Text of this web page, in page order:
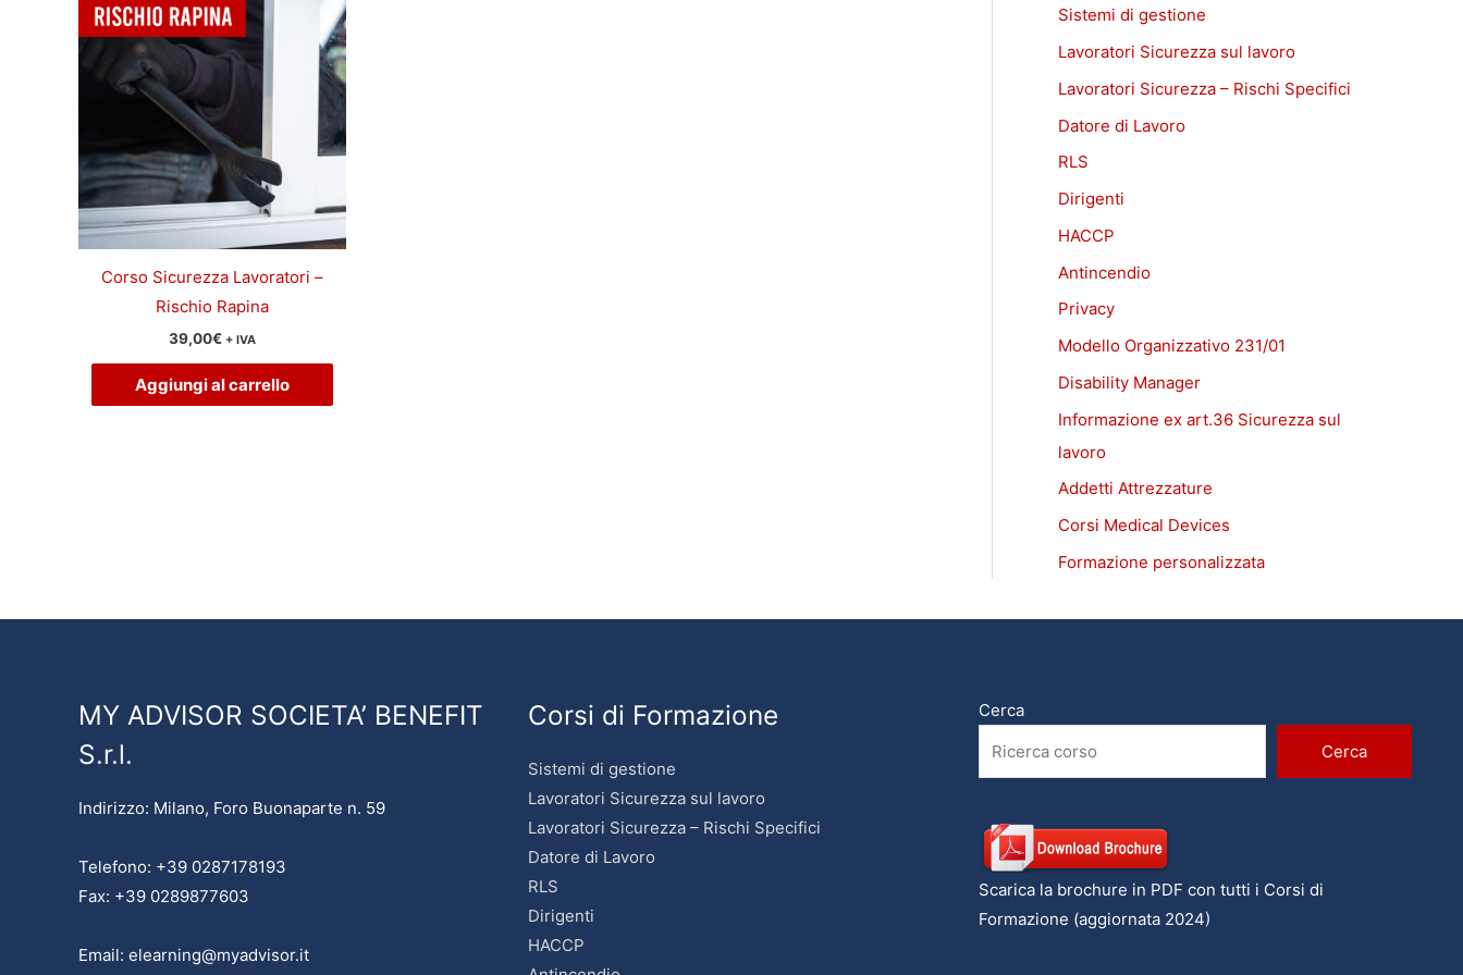
Corso Sicurezza Lavoratori –
Rischio Rapina
39,00€ + IVA
Aggiungi al carrello
Sistemi di gestione
Lavoratori Sicurezza sul lavoro
Lavoratori Sicurezza – Rischi Specifici
Datore di Lavoro
RLS
Dirigenti
HACCP
Antincendio
Privacy
Modello Organizzativo 231/01
Disability Manager
Informazione ex art.36 Sicurezza sul
lavoro
Addetti Attrezzature
Corsi Medical Devices
Formazione personalizzata
MY ADVISOR SOCIETA’ BENEFIT
S.r.l.
Indirizzo: Milano, Foro Buonaparte n. 59
Telefono: +39 0287178193
Fax: +39 0289877603
Email: elearning@myadvisor.it
Corsi di Formazione
Sistemi di gestione
Lavoratori Sicurezza sul lavoro
Lavoratori Sicurezza – Rischi Specifici
Datore di Lavoro
RLS
Dirigenti
HACCP
Cerca
Cerca
Scarica la brochure in PDF con tutti i Corsi di
Formazione (aggiornata 2024)